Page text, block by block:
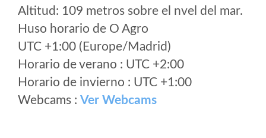
Altitud: 109 metros sobre el nvel del mar.
Huso horario de O Agro
UTC +1:00 (Europe/Madrid)
Horario de verano : UTC +2:00
Horario de invierno : UTC +1:00
Webcams : Ver Webcams